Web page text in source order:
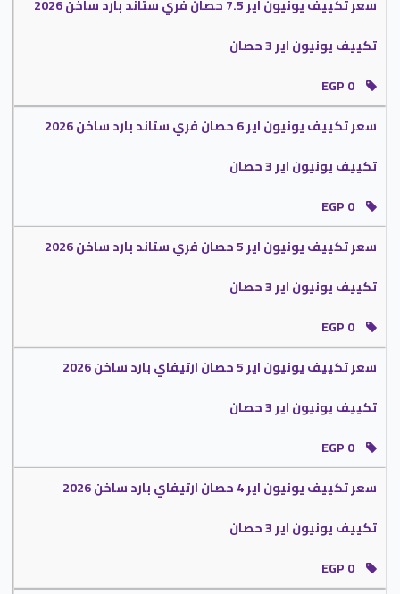
سعر تكييف يونيون اير 7.5 حصان فري ستاند بارد ساخن 2026
تكييف يونيون اير 3 حصان
سعر تكييف يونيون اير 6 حصان فري ستاند بارد ساخن 2026
تكييف يونيون اير 3 حصان
سعر تكييف يونيون اير 5 حصان فري ستاند بارد ساخن 2026
تكييف يونيون اير 3 حصان
سعر تكييف يونيون اير 5 حصان ارتيفاي بارد ساخن 2026
تكييف يونيون اير 3 حصان
سعر تكييف يونيون اير 4 حصان ارتيفاي بارد ساخن 2026
تكييف يونيون اير 3 حصان